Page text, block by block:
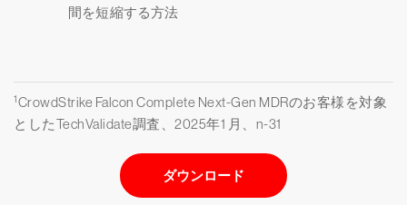
間を短縮する方法
1CrowdStrike Falcon Complete Next-Gen MDRのお客様を対象
としたTechValidate調査、2025年1 月、n-31
ダウンロード